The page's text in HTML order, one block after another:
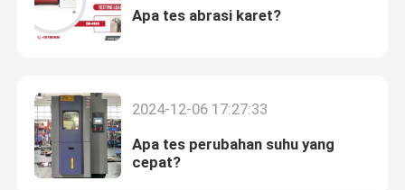
Tentang kami
Tur Pabrik
Apa tes abrasi karet?
2024-12-06 17:27:33
Apa tes perubahan suhu yang
cepat?